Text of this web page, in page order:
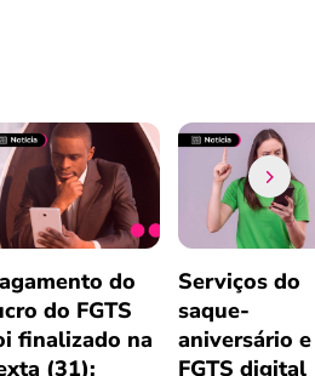
do
do FGTS
finalizado na
(31);
Serviços do
saque-
aniversário e
FGTS digital